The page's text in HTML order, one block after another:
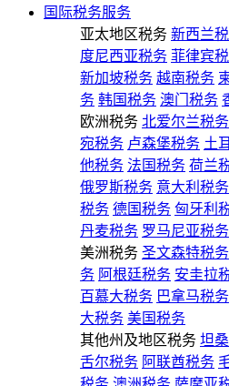
国际税务服务
亚太地区税务 新西兰
度尼西亚税务 菲律宾
新加坡税务 越南税务
务 韩国税务 澳门税务
欧洲税务 北爱尔兰税务
宛税务 卢森堡税务 土
他税务 法国税务 荷兰
俄罗斯税务 意大利税务
税务 德国税务 匈牙利
丹麦税务 罗马尼亚税务
美洲税务 圣文森特税务
务 阿根廷税务 安圭拉
百慕大税务 巴拿马税务
大税务 美国税务
其他州及地区税务 坦
舌尔税务 阿联酋税务